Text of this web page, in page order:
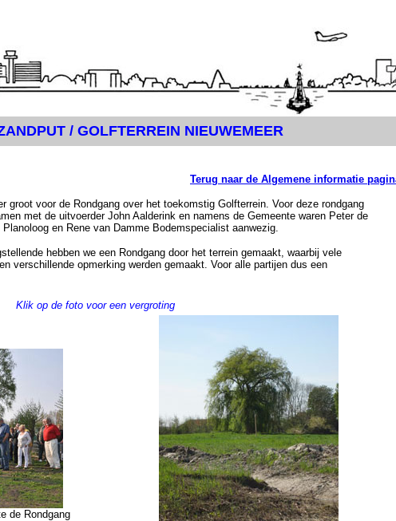
/ GOLFTERREIN NIEUWEMEER
Terug naar de Algemene informatie
groot voor de Rondgang over het toekomstig Golfterrein. Voor deze rondgang
met de uitvoerder John Aalderink en namens de Gemeente waren Peter de
en Rene van Damme Bodemspecialist aanwezig.
hebben we een Rondgang door het terrein gemaakt, waarbij vele
verschillende opmerking werden gemaakt. Voor alle partijen dus een
Klik op de foto voor een vergroting
de Rondgang